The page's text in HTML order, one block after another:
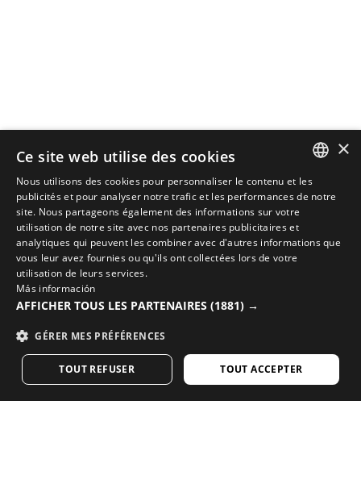
COMPLÉTEZ VOTRE LOOK AVEC LES MEILLEURS
ÉQUIPEMENTS DE CYCLISME
Découvrez les nouveautés cyclisme sur la boutique
VISITEZ NOTRE BOUTIQUE
SPANISH
ENGLISH
GREEK
×
Ce site web utilise des cookies
Nous utilisons des cookies pour personnaliser le contenu et les
publicités et pour analyser notre trafic et les performances de notre
site. Nous partageons également des informations sur votre
utilisation de notre site avec nos partenaires publicitaires et
analytiques qui peuvent les combiner avec d'autres informations que
vous leur avez fournies ou qu'ils ont collectées lors de votre
utilisation de leurs services.
Más información
AFFICHER TOUS LES PARTENAIRES (1881) →
GÉRER MES PRÉFÉRENCES
TOUT ACCEPTER
TOUT REFUSER